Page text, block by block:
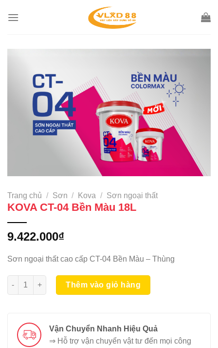
Trang chủ / Sơn / Kova / Sơn ngoại thất
KOVA CT-04 Bền Màu 18L
9.422.000₫
Sơn ngoại thất cao cấp CT-04 Bền Màu – Thùng
KOVA CT-04 Bền Màu 18L số lượng
Thêm vào giỏ hàng
Vận Chuyển Nhanh Hiệu Quả
⇒ Hỗ trợ vận chuyển vật tư đến mọi công